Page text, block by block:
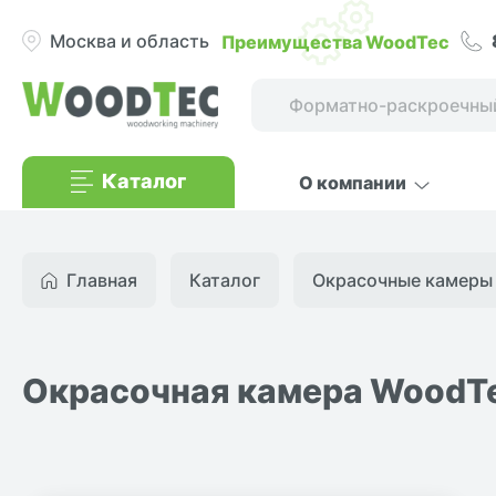
Москва и область Преимущества WoodTec
Каталог О компании
Главная Каталог Окрасочные камеры
Окрасочная камера